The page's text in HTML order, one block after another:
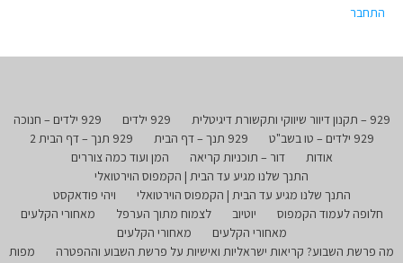
התחבר
929 – תקנון דיוור שיווקי ותקשורת דיגיטלית 929 ילדים
929 ילדים – חנוכה
929 ילדים – טו בשב"ט
929 תנך – דף הבית
929 תנך – דף הבית 2
אודות
דור – תוכניות קריאה
המן ועוד כמה צוררים
התנך שלנו מגיע עד הבית | הקמפוס הוירטואלי
התנך שלנו מגיע עד הבית | הקמפוס הוירטואלי
ויהי פודאקסט
חלופה לעמוד הקמפוס
יוטיוב לצמוח מתוך הערפל
מאחורי הקלעים
מאחורי הקלעים
מאחורי הקלעים
מה פרשת השבוע? קריאות ישראליות ואישיות על פרשת השבוע וההפטרה
מפות